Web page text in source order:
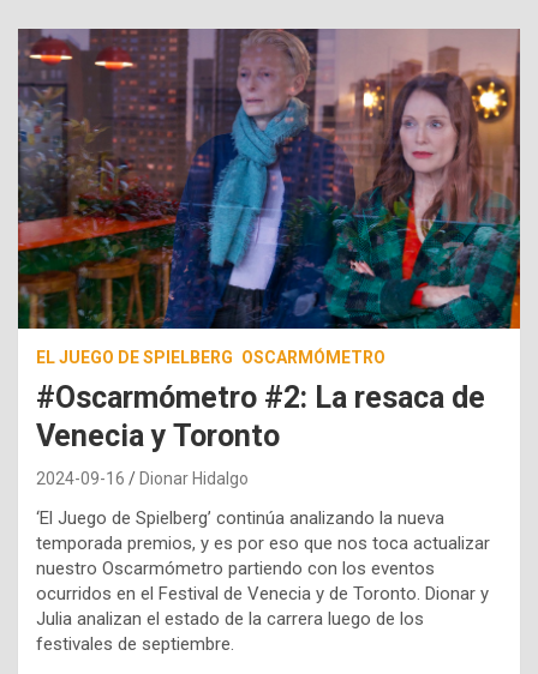
EL JUEGO DE SPIELBERG OSCARMÓMETRO
#Oscarmómetro #2: La resaca de
Venecia y Toronto
2024-09-16 Dionar Hidalgo
‘El Juego de Spielberg’ continúa analizando la nueva
temporada premios, y es por eso que nos toca actualizar
nuestro Oscarmómetro partiendo con los eventos
ocurridos en el Festival de Venecia y de Toronto. Dionar y
Julia analizan el estado de la carrera luego de los
festivales de septiembre.